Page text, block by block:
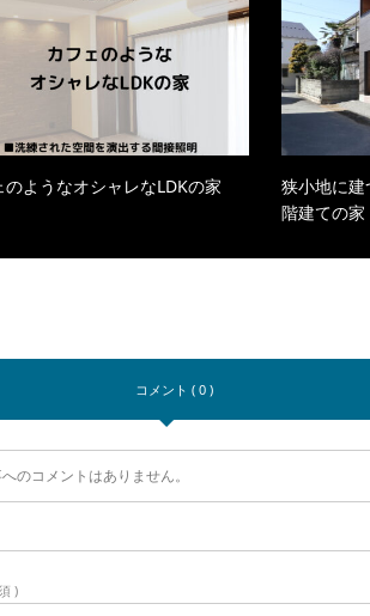
のようなオシャレなLDKの家
狭小地に
階建ての家
コメント ( 0 )
のコメントはありません。
)